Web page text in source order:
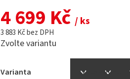
4 699 Kč / ks
3 883 Kč bez DPH
Zvolte variantu
Varianta